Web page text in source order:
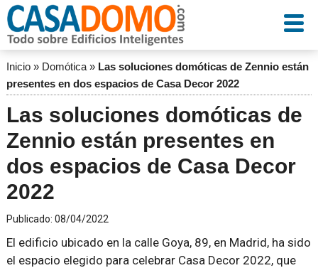
Inicio» Domótica» Las soluciones domóticas de Zennio están
presentes en dos espacios de Casa Decor 2022
Las soluciones domóticas de
Zennio están presentes en
dos espacios de Casa Decor
2022
Publicado: 08/04/2022
El edificio ubicado en la calle Goya, 89, en Madrid, ha sido
el espacio elegido para celebrar Casa Decor 2022, que